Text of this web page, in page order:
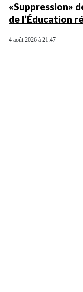
«Suppression»
de l’Éducation
4 août 2026 à 21:47